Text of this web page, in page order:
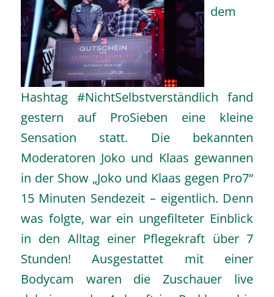
dem
Hashtag #NichtSelbstverständlich fand
gestern auf ProSieben eine kleine
Sensation statt. Die bekannten
Moderatoren Joko und Klaas gewannen
in der Show „Joko und Klaas gegen Pro7“
15 Minuten Sendezeit – eigentlich. Denn
was folgte, war ein ungefilteter Einblick
in den Alltag einer Pflegekraft über 7
Stunden! Ausgestattet mit einer
Bodycam waren die Zuschauer live